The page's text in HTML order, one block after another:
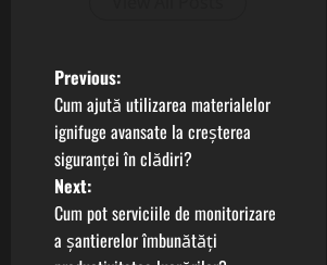
P
o
s
t
Previous:
Cum ajută utilizarea materialelor
ignifuge avansate la creșterea
siguranței în clădiri?
Next:
Cum pot serviciile de monitorizare
a șantierelor îmbunătăți